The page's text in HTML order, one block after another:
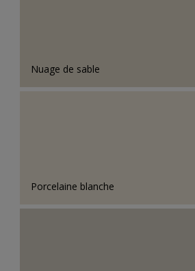
Nuage de sable
Porcelaine blanche